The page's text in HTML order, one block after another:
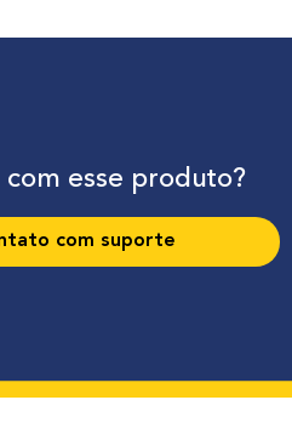
com esse produto?
com suporte